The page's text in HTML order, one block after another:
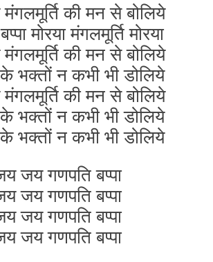
की मन से बोलिये
मोरया मंगलमूर्ति मोरया
की मन से बोलिये
भक्तों न कभी भी डोलिये
की मन से बोलिये
भक्तों न कभी भी डोलिये
भक्तों न कभी भी डोलिये
जय गणपति बप्पा
जय गणपति बप्पा
जय गणपति बप्पा
जय गणपति बप्पा